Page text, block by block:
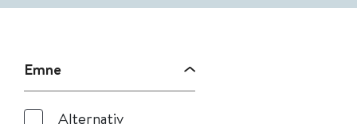
Emne
Alternativ